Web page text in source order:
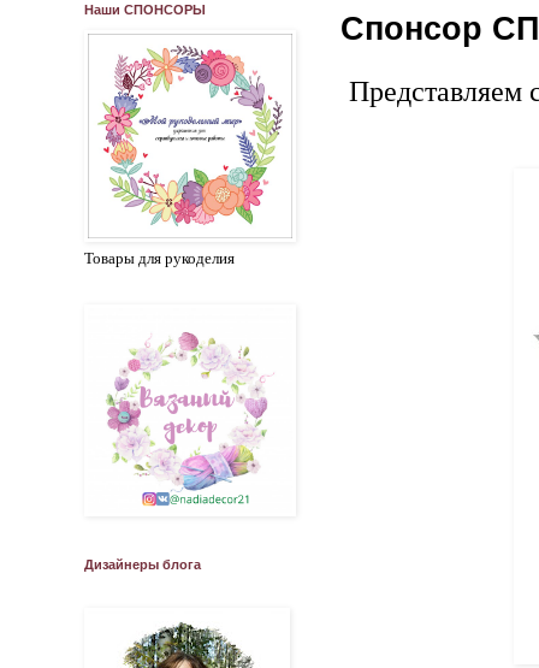
Спонсор
Представляем
Наши СПОНСОРЫ
Товары для рукоделия
Дизайнеры блога